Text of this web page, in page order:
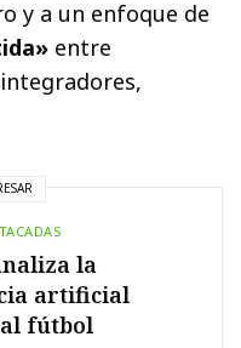
y a un enfoque de
entre
la
artificial
fútbol